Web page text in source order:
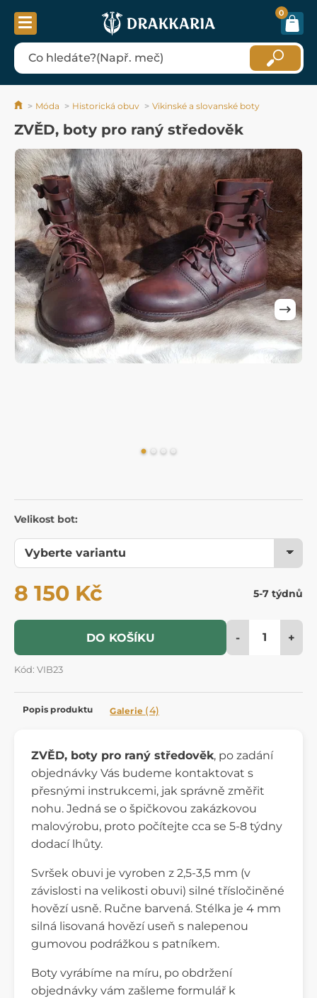
0
Móda Historická obuv Vikinské a slovanské boty
ZVĚD, boty pro raný středověk
Velikost bot:
8 150 Kč 5-7 týdnů
DO KOŠÍKU - +
Kód: VIB23
Popis produktu Galerie (4)
ZVĚD, boty pro raný středověk, po zadání
objednávky Vás budeme kontaktovat s
přesnými instrukcemi, jak správně změřit
nohu. Jedná se o špičkovou zakázkovou
malovýrobu, proto počítejte cca se 5-8 týdny
dodací lhůty.
Svršek obuvi je vyroben z 2,5-3,5 mm (v
závislosti na velikosti obuvi) silné třísločiněné
hovězí usně. Ručne barvená. Stélka je 4 mm
silná lisovaná hovězí useň s nalepenou
gumovou podrážkou s patníkem.
Boty vyrábíme na míru, po obdržení
objednávky vám zašleme formulář k